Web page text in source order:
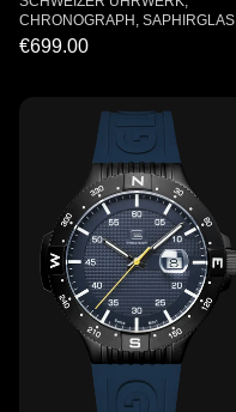
CHRONOGRAPH, SAPHIRGLAS
€699.00